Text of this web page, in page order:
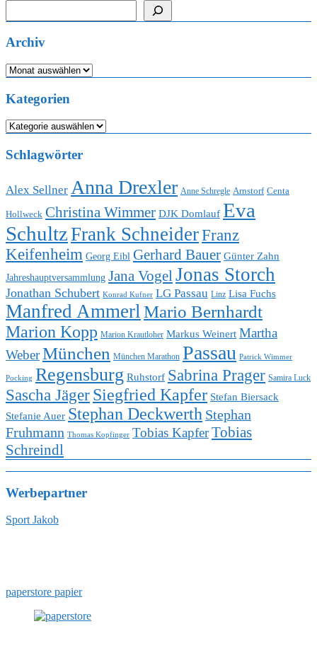
Archiv
Archiv
Kategorien
Kategorien
Schlagwörter
Alex Sellner Anna Drexler Anne Schregle Arnstorf Centa
Hollweck Christina Wimmer DJK Domlauf Eva
SchultzFrank SchneiderFranz
Keifenheim Georg Eibl Gerhard Bauer Günter Zahn
Jahreshauptversammlung Jana VogelJonas Storch
Jonathan Schubert Konrad Kufner LG Passau Linz Lisa Fuchs
Manfred Ammerl Mario Bernhardt
Marion Kopp Marion Krautloher Markus Weinert Martha
WeberMünchen München Marathon Passau Patrick Wimmer
Pocking Regensburg Ruhstorf Sabrina Prager Samira Luck
Sascha JägerSiegfried Kapfer Stefan Biersack
Stefanie Auer Stephan Deckwerth Stephan
Fruhmann Thomas Kopfinger Tobias KapferTobias
Schreindl
Werbepartner
Sport Jakob
paperstore papier